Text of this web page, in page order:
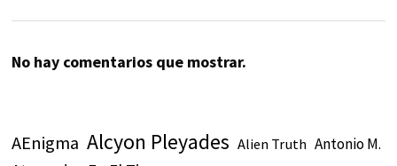
No hay comentarios que mostrar.
AEnigma Alcyon Pleyades Alien Truth Antonio M.